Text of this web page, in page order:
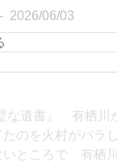
2026/06/03
な遺書』 有栖川
たのを火村がバラ
いところで 有栖